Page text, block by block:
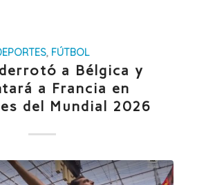
, FÚTBOL
a Bélgica y
a Francia en
del Mundial 2026